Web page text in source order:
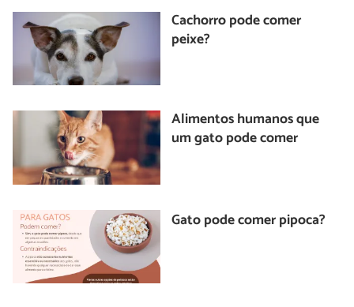
Cachorro pode comer
peixe?
Alimentos humanos que
um gato pode comer
Gato pode comer pipoca?